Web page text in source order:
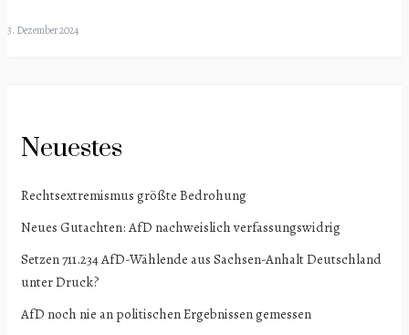
3. Dezember 2024
Neuestes
Rechtsextremismus größte Bedrohung
Neues Gutachten: AfD nachweislich verfassungswidrig
Setzen 711.234 AfD-Wählende aus Sachsen-Anhalt Deutschland
unter Druck?
AfD noch nie an politischen Ergebnissen gemessen